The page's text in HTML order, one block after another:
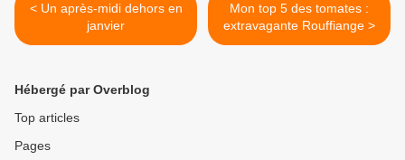
< Un après-midi dehors en
janvier
Mon top 5 des tomates :
extravagante Rouffiange >
Hébergé par Overblog
Top articles
Pages